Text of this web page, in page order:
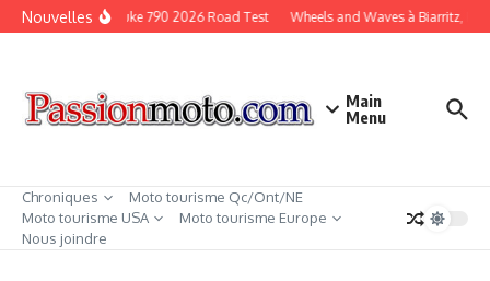
Aller au contenu
NouvellesKTM Duke 790 2026 Road Test Wheels and Waves à Biarritz,
Main
Menu
Chroniques
Moto tourisme Qc/Ont/NE
Moto tourisme USA
Moto tourisme Europe
Nous joindre